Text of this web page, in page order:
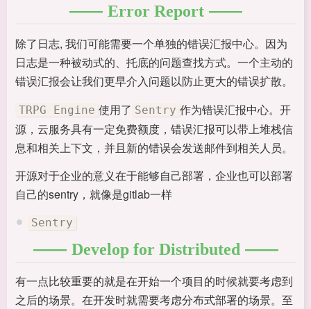
Error Report
除了日志, 我们可能需要一个单独的错误汇报中心。因为
日志是一种被动式的、托底的问题查找方式。一个主动的
错误汇报会让我们更早介入问题以防止更大的错误扩散。
TRPG Engine 使用了 Sentry 作为错误汇报中心。开
源，云服务具有一定免费额度，错误汇报可以带上堆栈信
息和相关上下文，并且新的错误会发送邮件到相关人员。
开源对于企业的意义在于能够自己部署，企业也可以部署
自己的sentry，就像是gitlab一样
Sentry
Develop for Distributed
有一点比较重要的就是在开始一个项目的时候就要考虑到
之后的场景。在开发时就需要考虑分布式部署的场景。至